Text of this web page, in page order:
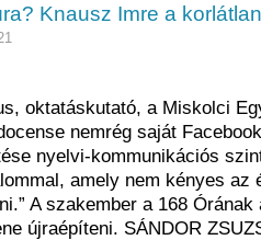
Knausz Imre a
oktatáskutató, a Miskolci
nemrég saját
nyelvi-kommunikációs
amely nem kényes az
A szakember a 168
újraépíteni. SÁNDOR